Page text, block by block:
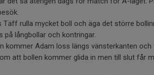
Täff rulla mycket boll och äga det större
på långbollar och kontringar.
kommer Adam loss längs vänsterkanten
att bollen kommer glida in men till slut får